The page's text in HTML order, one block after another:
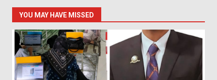
YOU MAY HAVE MISSED